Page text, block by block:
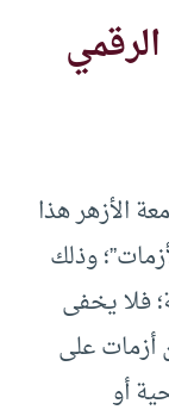
الأزهر هذا
وذلك
فلا يخفى
أزمات على
أو